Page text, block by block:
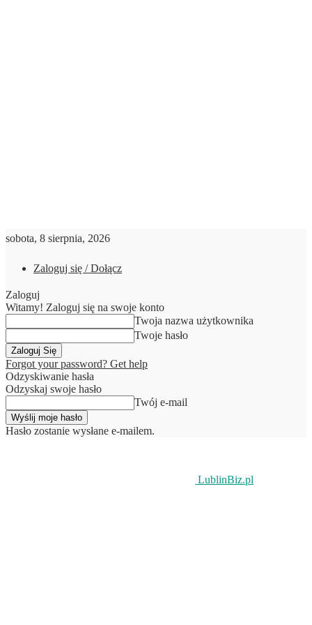
sobota, 8 sierpnia, 2026
Zaloguj się / Dołącz
Zaloguj
Witamy! Zaloguj się na swoje konto
Twoja nazwa użytkownika
Twoje hasło
Forgot your password? Get help
Odzyskiwanie hasła
Odzyskaj swoje hasło
Twój e-mail
Hasło zostanie wysłane e-mailem.
LublinBiz.pl